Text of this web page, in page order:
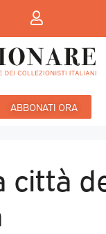
ABBONATI ORA
città